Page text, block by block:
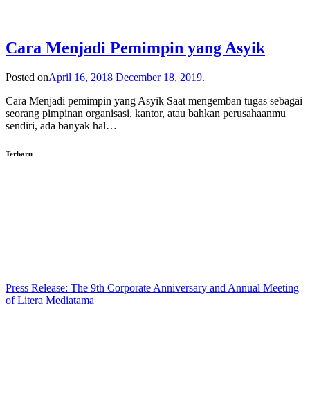
Cara Menjadi Pemimpin yang Asyik
Posted onApril 16, 2018 December 18, 2019.
Cara Menjadi pemimpin yang Asyik Saat mengemban tugas sebagai
seorang pimpinan organisasi, kantor, atau bahkan perusahaanmu
sendiri, ada banyak hal…
Terbaru
Press Release: The 9th Corporate Anniversary and Annual Meeting
of Litera Mediatama